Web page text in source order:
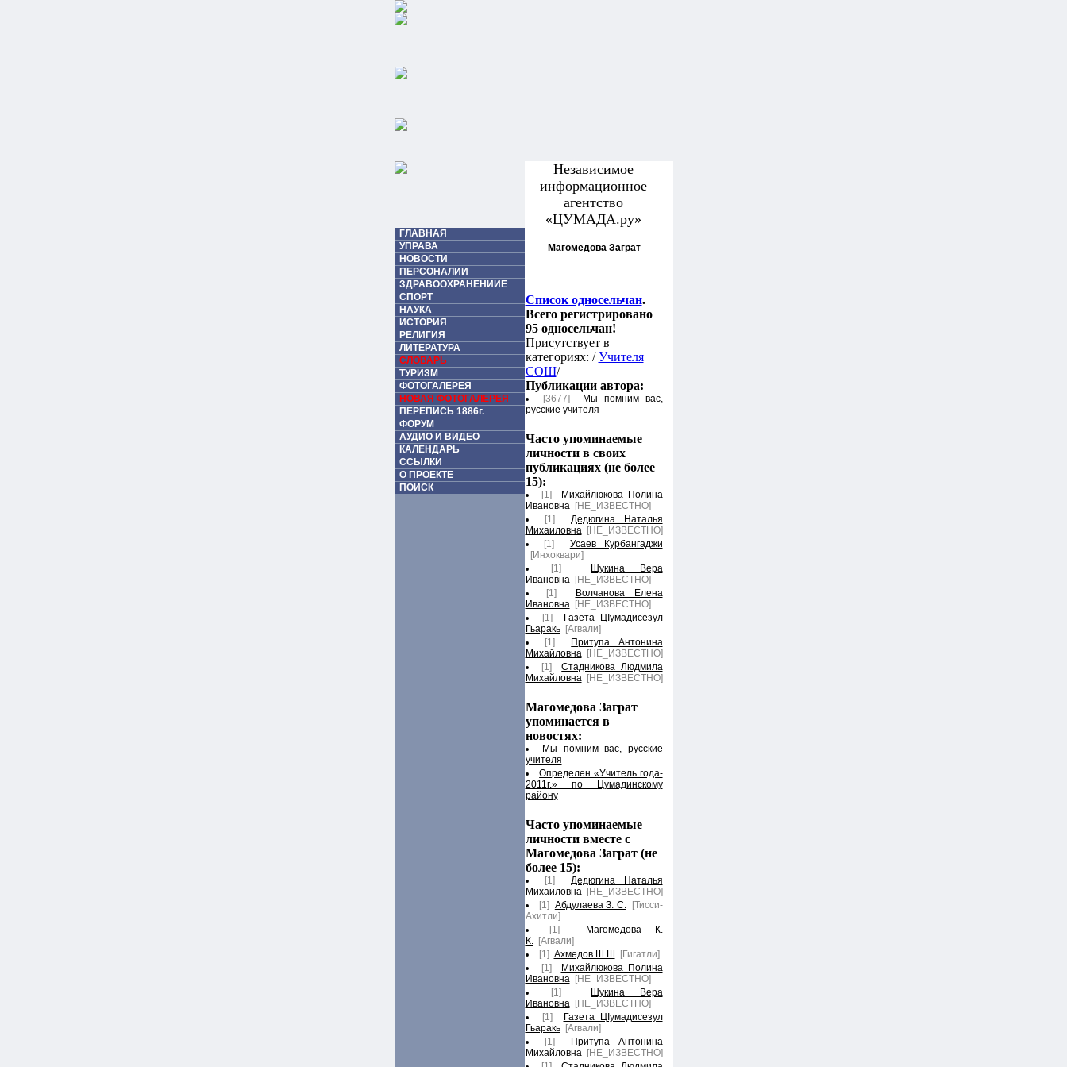
Независимое
информационное
агентство
«ЦУМАДА.ру»
ГЛАВНАЯ
УПРАВА
НОВОСТИ
ПЕРСОНАЛИИ
ЗДРАВООХРАНЕНИИЕ
СПОРТ
НАУКА
ИСТОРИЯ
РЕЛИГИЯ
ЛИТЕРАТУРА
СЛОВАРЬ
ТУРИЗМ
ФОТОГАЛЕРЕЯ
НОВАЯ ФОТОГАЛЕРЕЯ
ПЕРЕПИСЬ 1886г.
ФОРУМ
АУДИО И ВИДЕО
КАЛЕНДАРЬ
ССЫЛКИ
О ПРОЕКТЕ
ПОИСК
Магомедова Заграт
Список односельчан.
Всего регистрировано
95 односельчан!
Присутствует в
категориях: /Учителя
СОШ/
Публикации автора:
[3677]
Мы помним вас,
русские учителя
Часто упоминаемые
личности в своих
публикациях (не более
15):
[1]
Михайлюкова Полина
Ивановна
[НЕ_ИЗВЕСТНО]
[1]
Дедюгина Наталья
Михаиловна
[НЕ_ИЗВЕСТНО]
[1]
Усаев Курбангаджи
[Инхоквари]
[1]
Щукина Вера
Ивановна
[НЕ_ИЗВЕСТНО]
[1]
Волчанова Елена
Ивановна
[НЕ_ИЗВЕСТНО]
[1]
Газета ЦIумадисезул
Гьаракь
[Агвали]
[1]
Притупа Антонина
Михайловна
[НЕ_ИЗВЕСТНО]
[1]
Стадникова Людмила
Михайловна
[НЕ_ИЗВЕСТНО]
Магомедова Заграт
упоминается в
новостях:
Мы помним вас, русские
учителя
Определен «Учитель года-
2011г.» по Цумадинскому
району
Часто упоминаемые
личности вместе с
Магомедова Заграт (не
более 15):
[1]
Дедюгина Наталья
Михаиловна
[НЕ_ИЗВЕСТНО]
[1] Абдулаева З. С.
[Тисси-
Ахитли]
[1]
Магомедова К.
К.
[Агвали]
[1] Ахмедов Ш Ш
[Гигатли]
[1]
Михайлюкова Полина
Ивановна
[НЕ_ИЗВЕСТНО]
[1]
Щукина Вера
Ивановна
[НЕ_ИЗВЕСТНО]
[1]
Газета ЦIумадисезул
Гьаракь
[Агвали]
[1]
Притупа Антонина
Михайловна
[НЕ_ИЗВЕСТНО]